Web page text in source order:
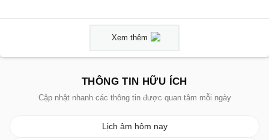
Xem thêm
THÔNG TIN HỮU ÍCH
Cập nhật nhanh các thông tin được quan tâm mỗi ngày
Lịch âm hôm nay